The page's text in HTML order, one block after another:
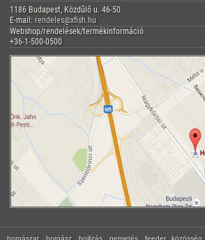
1186 Budapest, Közdűlő u. 46-50.
E-mail: rendeles@xfish.hu
Webshop/rendelések/termékinformáció
+36-1-500-0500
horgászat, horgász, bojlizás, pergetés, feeder,